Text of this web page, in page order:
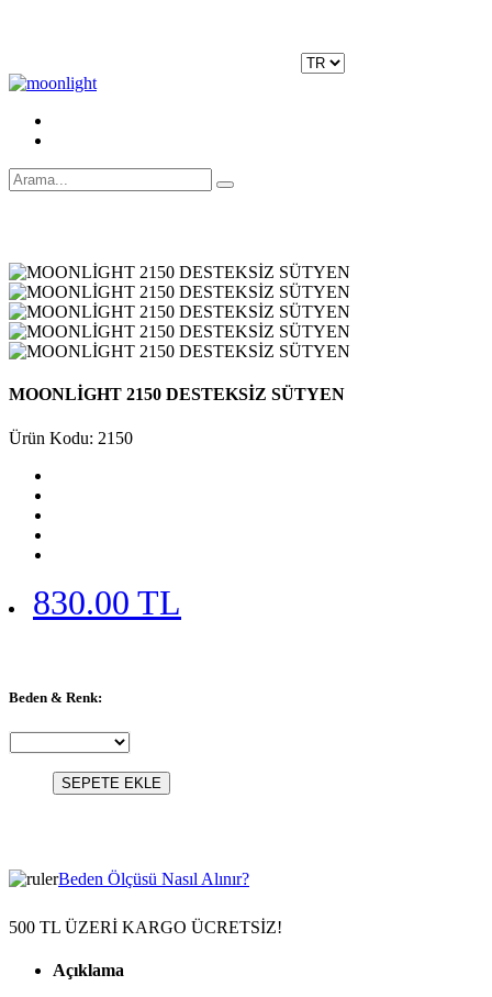
MOONLİGHT 2150 DESTEKSİZ SÜTYEN
Ürün Kodu: 2150
830.00 TL
Beden & Renk:
SEPETE EKLE
Beden Ölçüsü Nasıl Alınır?
500 TL ÜZERİ KARGO ÜCRETSİZ!
Açıklama